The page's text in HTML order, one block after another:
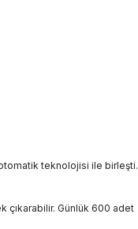
teknolojisi ile birleşti.
çıkarabilir. Günlük 600 adet